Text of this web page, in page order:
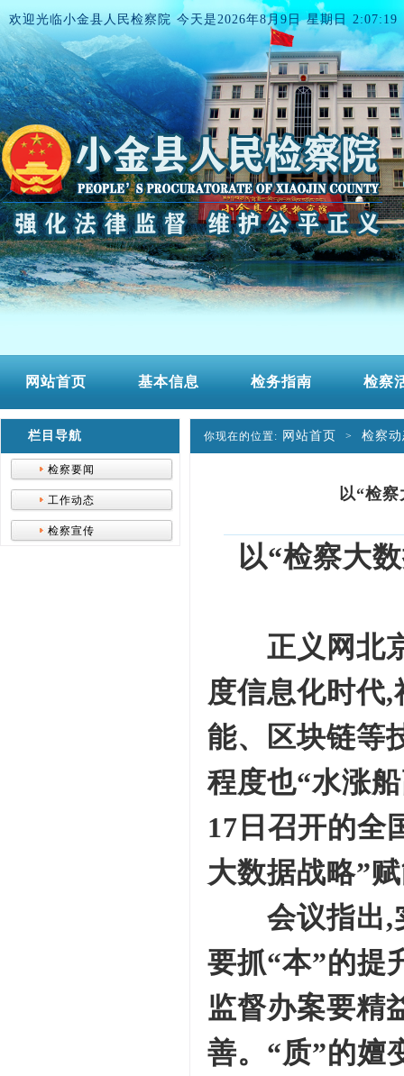
欢迎光临小金县人民检察院 今天是2026年8月9日 星期日 2:07:19
网站首页 基本信息 检务指南 检察
栏目导航
检察要闻
工作动态
检察宣传
你现在的位置: 网站首页 > 检察
以“检
以“检察大
正义网北京
度信息化时代
能、区块链等
程度也“水涨
17日召开的全
大数据战略”
会议指出,实
要抓“本”的提
监督办案要精
善。“质”的嬗